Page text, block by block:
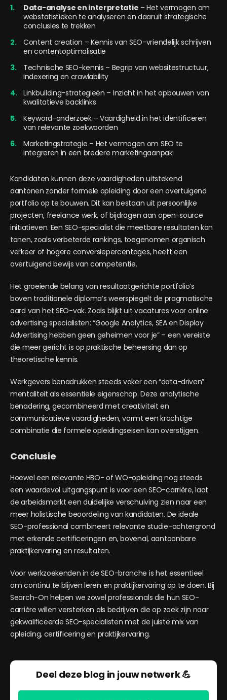
Data-analyse en interpretatie – Het vermogen om
webstatistieken te analyseren en daaruit strategische
conclusies te trekken
Content creation – Kennis van SEO-vriendelijk schrijven
en contentoptimalisatie
Technische SEO-kennis – Begrip van websitestructuur,
indexering en crawlability
Linkbuilding-strategieën – Inzicht in het opbouwen van
kwalitatieve backlinks
Keyword-onderzoek – Vaardigheid in het identificeren
van relevante zoekwoorden
Marketingstrategie – Het vermogen om SEO te
integreren in een bredere marketingaanpak
Kandidaten kunnen deze vaardigheden uitstekend
aantonen zonder formele opleiding door een overtuigend
portfolio op te bouwen. Dit kan bestaan uit persoonlijke
projecten, freelance werk, of bijdragen aan open-source
initiatieven. Een SEO-specialist die meetbare resultaten kan
tonen, zoals verbeterde rankings, toegenomen organisch
verkeer of hogere conversiepercentages, heeft een
overtuigend bewijs van competentie.
Het groeiende belang van resultaatgerichte portfolio’s
boven traditionele diploma’s weerspiegelt de pragmatische
aard van het SEO-vak. Zoals blijkt uit vacatures voor online
advertising specialisten: “Google Analytics, SEA en Display
Advertising hebben geen geheimen voor je” – een vereiste
die meer gericht is op praktische beheersing dan op
theoretische kennis.
Werkgevers benadrukken steeds vaker een “data-driven”
mentaliteit als essentiële eigenschap. Deze analytische
benadering, gecombineerd met creativiteit en
communicatieve vaardigheden, vormt een krachtige
combinatie die formele opleidingseisen kan overstijgen.
Conclusie
Hoewel een relevante HBO- of WO-opleiding nog steeds
een waardevol uitgangspunt is voor een SEO-carrière, laat
de arbeidsmarkt een duidelijke verschuiving zien naar een
meer holistische beoordeling van kandidaten. De ideale
SEO-professional combineert relevante studie-achtergrond
met erkende certificeringen en, bovenal, aantoonbare
praktijkervaring en resultaten.
Voor werkzoekenden in de SEO-branche is het essentieel
om continu te blijven leren en praktijkervaring op te doen. Bij
Search-On helpen we zowel professionals die hun SEO-
carrière willen versterken als bedrijven die op zoek zijn naar
gekwalificeerde SEO-specialisten met de juiste mix van
opleiding, certificering en praktijkervaring.
Deel deze blog in jouw netwerk 💪